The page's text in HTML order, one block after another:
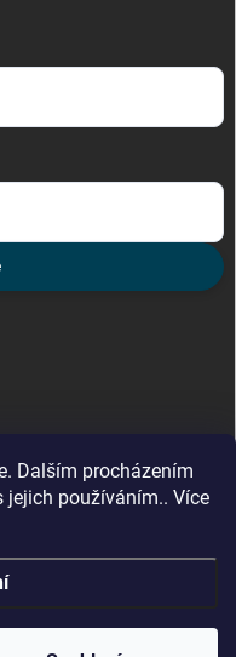
Dalším procházením
jejich používáním.. Více
práva vyhrazena.